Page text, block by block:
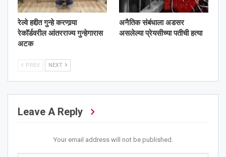
रेल्वे हद्दीत गुन्हे करणार्‍या
रेकॉर्डवरील आंतरराज्य गुन्हेगारास
अटक
अनैतिक संबंधाला अडसर
असलेल्या प्रेयसीच्या पतीची हत्या
PREV NEXT
Leave A Reply
Your email address will not be published.